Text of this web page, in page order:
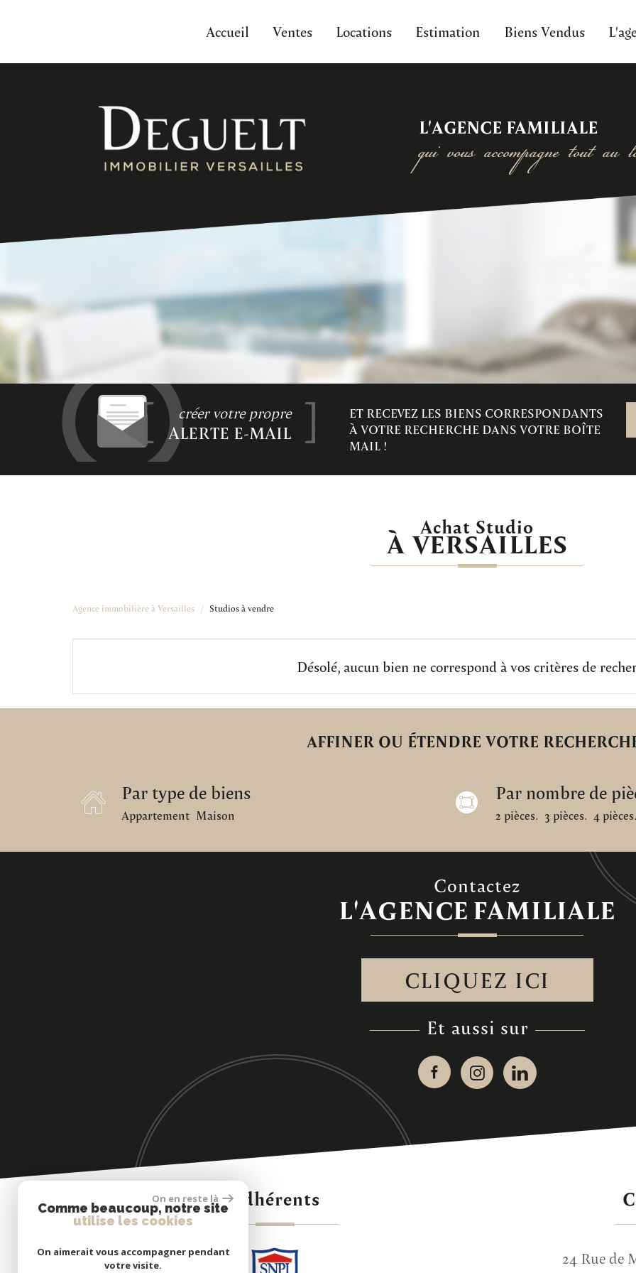
Accueil Ventes Locations Estimation Biens Vendus
L'AGENCE FAMILIALE
qui vous accompagne tout au
créer votre propre
ALERTE E-MAIL
ET RECEVEZ LES BIENS CORRESPONDANTS
À VOTRE RECHERCHE DANS VOTRE BOÎTE
MAIL !
Achat Studio
À VERSAILLES
Agence immobilière à Versailles Studios à vendre
Désolé, aucun bien ne correspond à vos critères de
AFFINER OU ÉTENDRE VOTRE
Par type de biens
Appartement Maison
Par nombre de
2 pièces. 3 pièces. 4 pièces.
Contactez
L'AGENCEFAMILIALE
CLIQUEZ ICI
et aussi sur
Adhérents
24 Rue de
On en reste là
Comme beaucoup, notre site
utilise les cookies
On aimerait vous accompagner pendant
votre visite.